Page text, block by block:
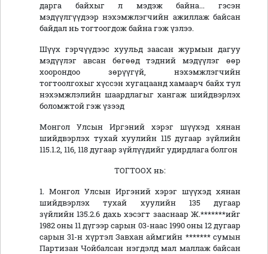
дарга байхыг л мэдэж байна... гэсэн
мэдүүлгүүдээр нэхэмжлэгчийн ажиллаж байсан
байдал нь тогтоогдож байна гэж үзлээ.
Шүүх гэрчүүдээс хуульд заасан журмын дагуу
мэдүүлэг авсан бөгөөд тэдний мэдүүлэг өөр
хоорондоо зөрүүгүй, нэхэмжлэгчийн
тогтоолгохыг хүссэн хугацаанд хамаарч байх тул
нэхэмжлэлийн шаардлагыг хангаж шийдвэрлэх
боломжтой гэж үзээд
Монгол Улсын Иргэний хэрэг шүүхэд хянан
шийдвэрлэх тухай хуулийн 115 дугаар зүйлийн
115.1.2, 116, 118 дугаар зүйлүүдийг удирдлага болгон
ТОГТООХ нь:
1. Монгол Улсын Иргэний хэрэг шүүхэд хянан
шийдвэрлэх тухай хуулийн 135 дугаар
зүйлийн 135.2.6 дахь хэсэгт зааснаар Ж.*******ийг
1982 оны 11 дүгээр сарын 03-наас 1990 оны 12 дугаар
сарын 31-н хүртэл Завхан аймгийн ******* сумын
Партизан Чойбалсан нэгдэлд мал маллаж байсан